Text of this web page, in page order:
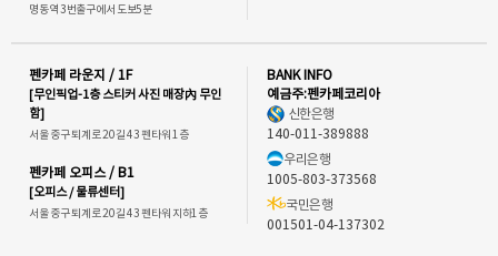
명동역 3번출구에서 도보5분
펜카페 라운지 / 1F
[무인픽업-1층 스티커 사진 매장內 무인
함]
서울 중구 퇴계로 20길 43 펜타워 1층
펜카페 오피스 / B1
[오피스 / 물류센터]
서울 중구 퇴계로 20길 43 펜타워 지하1층
BANK INFO
예금주:펜카페코리아
신한은행
140-011-389888
우리은행
1005-803-373568
국민은행
001501-04-137302